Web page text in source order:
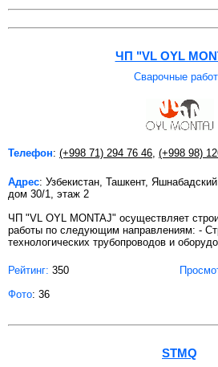
ЧП "VL OYL
Сварочные
Телефон: (+998 71) 294 76 46, (+998 98)
Адрес: Узбекистан, Ташкент,
дом 30/1, этаж 2
ЧП "VL OYL MONTAJ" осуществляет
работы по следующим направлениям: -
технологических трубопроводов и
Рейтинг: 350
Фото: 36
STMQ